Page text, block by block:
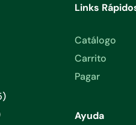
Links
Catálogo
Carrito
Pagar
Ayuda